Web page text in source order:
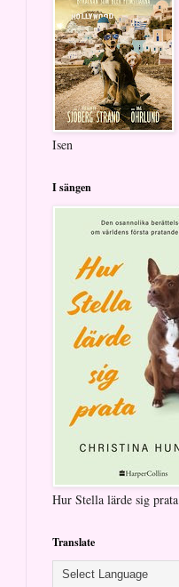
Isen
I sängen
Hur Stella lärde sig prata
Translate